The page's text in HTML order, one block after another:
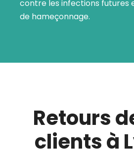
contre les infections futures
de hameçonnage.
Retours
clients à